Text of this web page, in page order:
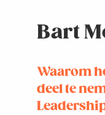
Bart
Waarom
deel te